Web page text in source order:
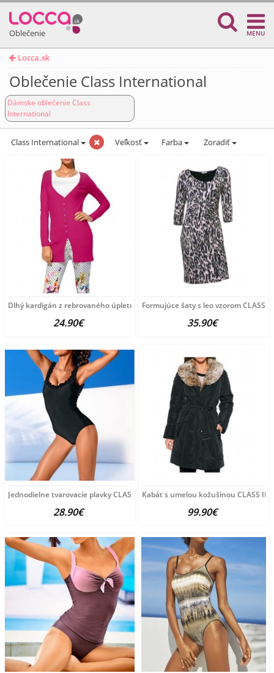
Oblečenie MENU
Locca.sk
Oblečenie Class International
Dámske oblečenie Class
International
Class International Veľkosť Farba Zoradiť
Dlhý kardigán z rebrovaného úpletu CLASS INTERNATIONAL,
24.90€
Formujúce šaty s leo vzorom CLASS
35.90€
Jednodielne tvarovacie plavky CLASS INTERNATIONAL, čierne
28.90€
Kabát s umelou kožušinou CLASS
99.90€